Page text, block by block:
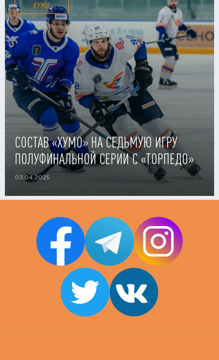
ХУМО
СОСТАВ «ХУМО» НА СЕДЬМУЮ ИГРУ
ПОЛУФИНАЛЬНОЙ СЕРИИ С «ТОРПЕДО»
03.04.2025